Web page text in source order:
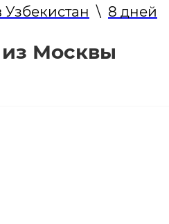
\ 8 дней
из Москвы